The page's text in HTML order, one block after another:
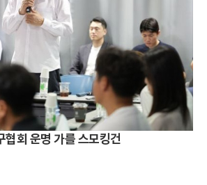
협회 운명 가를 스모킹건